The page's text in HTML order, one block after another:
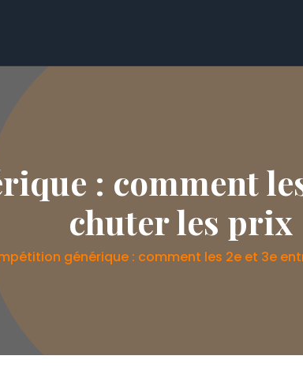
: comment
chuter les prix
générique : comment les 2e et 3e